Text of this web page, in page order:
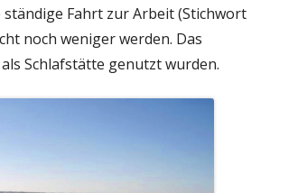
Fahrt zur Arbeit (Stichwort
noch weniger werden. Das
Schlafstätte genutzt wurden.